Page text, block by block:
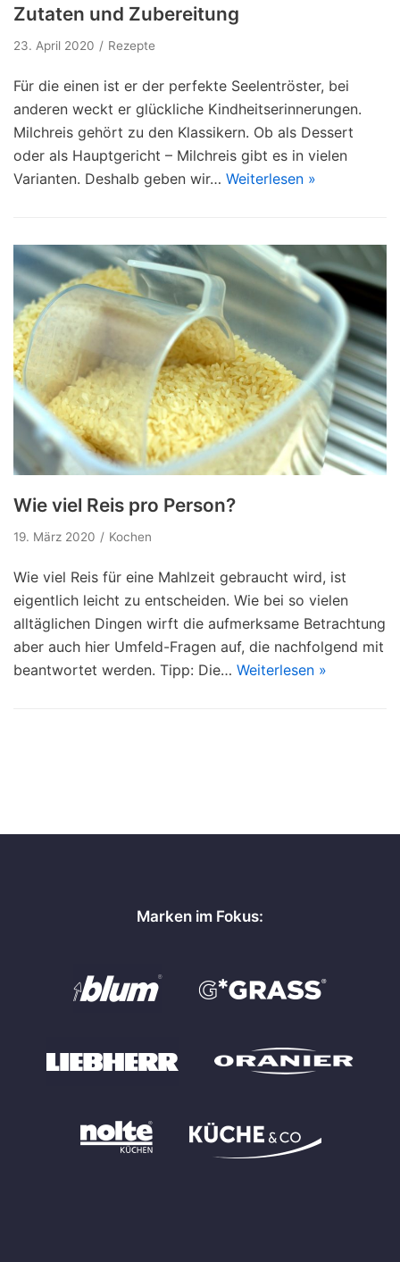
Zutaten und Zubereitung
23. April 2020 Rezepte
Für die einen ist er der perfekte Seelentröster, bei
anderen weckt er glückliche Kindheitserinnerungen.
Milchreis gehört zu den Klassikern. Ob als Dessert
oder als Hauptgericht – Milchreis gibt es in vielen
Varianten. Deshalb geben wir… Weiterlesen »
Wie viel Reis pro Person?
19. März 2020 Kochen
Wie viel Reis für eine Mahlzeit gebraucht wird, ist
eigentlich leicht zu entscheiden. Wie bei so vielen
alltäglichen Dingen wirft die aufmerksame Betrachtung
aber auch hier Umfeld-Fragen auf, die nachfolgend mit
beantwortet werden. Tipp: Die… Weiterlesen »
Marken im Fokus: